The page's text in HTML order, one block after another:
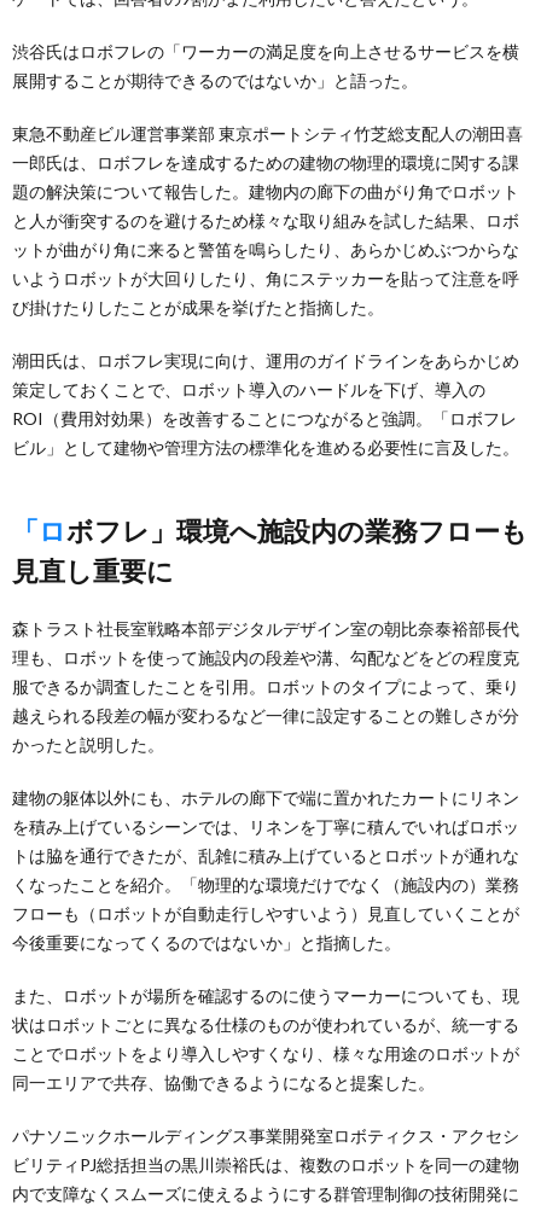
渋谷氏はロボフレの「ワーカーの満足度を向上させるサービスを横
展開することが期待できるのではないか」と語った。
東急不動産ビル運営事業部 東京ポートシティ竹芝総支配人の潮田喜
一郎氏は、ロボフレを達成するための建物の物理的環境に関する課
題の解決策について報告した。建物内の廊下の曲がり角でロボット
と人が衝突するのを避けるため様々な取り組みを試した結果、ロボ
ットが曲がり角に来ると警笛を鳴らしたり、あらかじめぶつからな
いようロボットが大回りしたり、角にステッカーを貼って注意を呼
び掛けたりしたことが成果を挙げたと指摘した。
潮田氏は、ロボフレ実現に向け、運用のガイドラインをあらかじめ
策定しておくことで、ロボット導入のハードルを下げ、導入の
ROI（費用対効果）を改善することにつながると強調。「ロボフレ
ビル」として建物や管理方法の標準化を進める必要性に言及した。
「ロボフレ」環境へ施設内の業務フローも
見直し重要に
森トラスト社長室戦略本部デジタルデザイン室の朝比奈泰裕部長代
理も、ロボットを使って施設内の段差や溝、勾配などをどの程度克
服できるか調査したことを引用。ロボットのタイプによって、乗り
越えられる段差の幅が変わるなど一律に設定することの難しさが分
かったと説明した。
建物の躯体以外にも、ホテルの廊下で端に置かれたカートにリネン
を積み上げているシーンでは、リネンを丁寧に積んでいればロボッ
トは脇を通行できたが、乱雑に積み上げているとロボットが通れな
くなったことを紹介。「物理的な環境だけでなく（施設内の）業務
フローも（ロボットが自動走行しやすいよう）見直していくことが
今後重要になってくるのではないか」と指摘した。
また、ロボットが場所を確認するのに使うマーカーについても、現
状はロボットごとに異なる仕様のものが使われているが、統一する
ことでロボットをより導入しやすくなり、様々な用途のロボットが
同一エリアで共存、協働できるようになると提案した。
パナソニックホールディングス事業開発室ロボティクス・アクセシ
ビリティPJ総括担当の黒川崇裕氏は、複数のロボットを同一の建物
内で支障なくスムーズに使えるようにする群管理制御の技術開発に